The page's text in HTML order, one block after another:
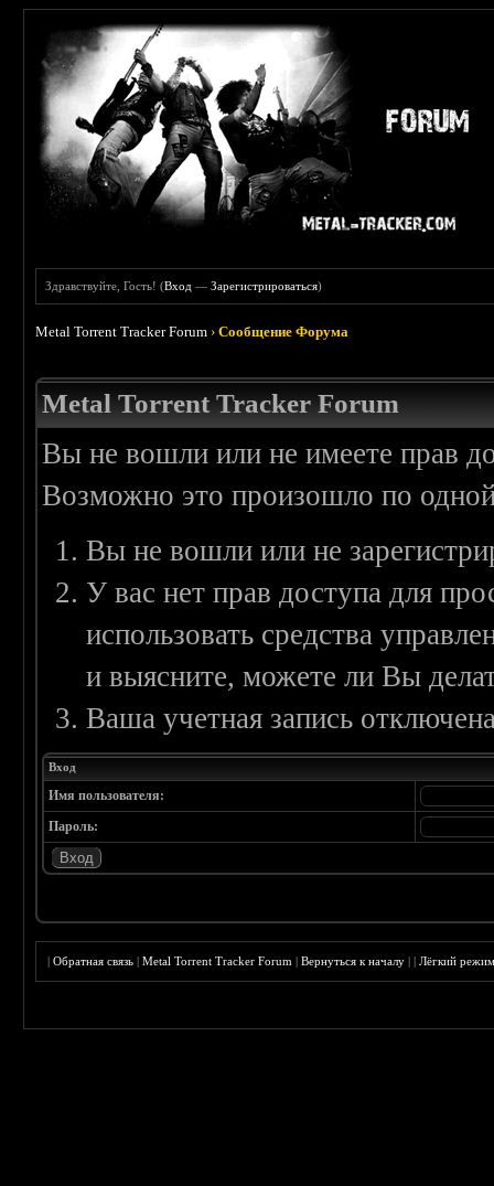
Здравствуйте, Гость! (Вход —Зарегистрироваться)
Metal Torrent Tracker Forum ›Сообщение Форума
Metal Torrent Tracker Forum
Вы не вошли или не имеете прав
Возможно это произошло по
Вы не вошли или не
У вас нет прав доступа для
использовать средства
и выясните, можете ли Вы
Ваша учетная запись
Вход
Имя пользователя:
Пароль:
|Обратная связь |Metal Torrent Tracker Forum |Вернуться к началу ||Лёгкий